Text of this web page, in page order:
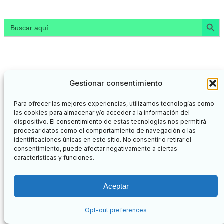
Gestionar consentimiento
Para ofrecer las mejores experiencias, utilizamos tecnologías como
las cookies para almacenar y/o acceder a la información del
dispositivo. El consentimiento de estas tecnologías nos permitirá
procesar datos como el comportamiento de navegación o las
identificaciones únicas en este sitio. No consentir o retirar el
consentimiento, puede afectar negativamente a ciertas
características y funciones.
Aceptar
Opt-out preferences
Buscar: Botón de